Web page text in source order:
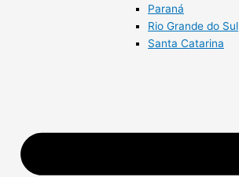
Paraná
Rio Grande do Sul
Santa Catarina